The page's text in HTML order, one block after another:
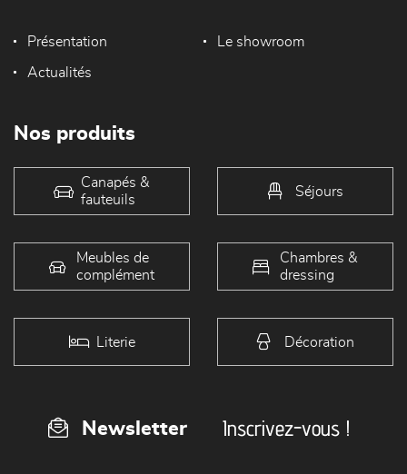
Présentation Le showroom
Actualités
Nos produits
Canapés &
fauteuils
Séjours
Meubles de
complément
Chambres &
dressing
Literie Décoration
Newsletter Inscrivez-vous !